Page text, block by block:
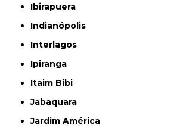
Ibirapuera
Indianópolis
Interlagos
Ipiranga
Itaim Bibi
Jabaquara
Jardim América